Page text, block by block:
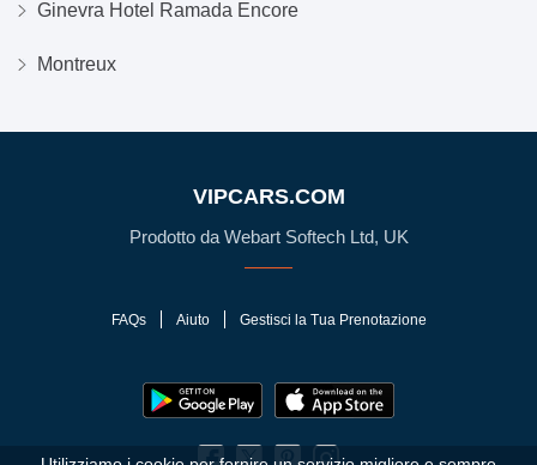
Ginevra Hotel Ramada Encore
Montreux
VIPCARS.COM
Prodotto da Webart Softech Ltd, UK
FAQs Aiuto Gestisci la Tua Prenotazione